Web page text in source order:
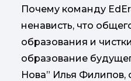
Почему команду
ненависть, что
образования и
образование
Нова” Илья Филипов,